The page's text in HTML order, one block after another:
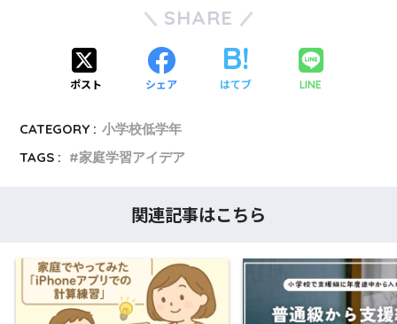
SHARE
ポスト シェア はてブ LINE
CATEGORY : 小学校低学年
TAGS :
家庭学習アイデア
関連記事はこちら